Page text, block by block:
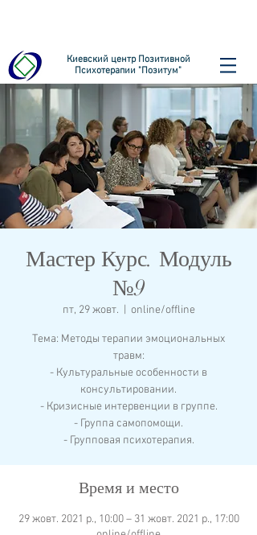
Киевский центр Позитивной
Психотерапии "Позитум"
Мастер Курс. Модуль
№9
пт, 29 жовт. online/offline
Тема: Методы терапии эмоциональных
травм:
- Культуральные особенности в
консультировании.
- Кризисные интервенции в группе.
- Группа самопомощи.
- Групповая психотерапия.
Время и место
29 жовт. 2021 р., 10:00 – 31 жовт. 2021 р., 17:00